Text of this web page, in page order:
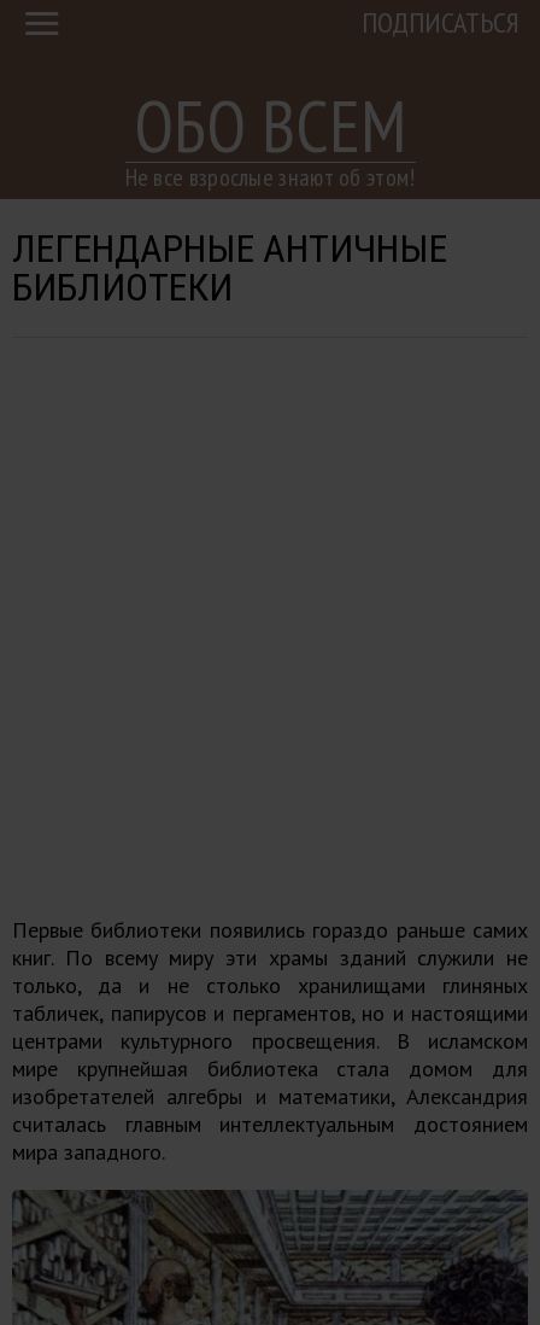
ОБО ВСЕМ
Не все взрослые знают об этом!
ПОДПИСАТЬСЯ
ЛЕГЕНДАРНЫЕ АНТИЧНЫЕ
БИБЛИОТЕКИ
Первые библиотеки появились гораздо раньше самих
книг. По всему миру эти храмы зданий служили не
только, да и не столько хранилищами глиняных
табличек, папирусов и пергаментов, но и настоящими
центрами культурного просвещения. В исламском
мире крупнейшая библиотека стала домом для
изобретателей алгебры и математики, Александрия
считалась главным интеллектуальным достоянием
мира западного.